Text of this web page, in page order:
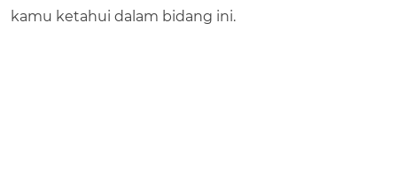
kamu ketahui dalam bidang ini.